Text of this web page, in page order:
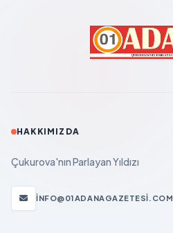
HAKKIMIZDA
Çukurova'nın Parlayan Yıldızı
INFO@01ADANAGAZETESI.COM